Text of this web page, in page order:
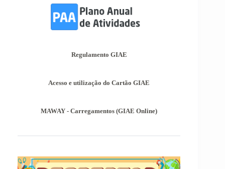
Informações-Prova Provas de
Equivalência à Frequência (PEF)
Encontram-se publicadas as Informações-Prova
Provas Avaliação Externa.
Regulamento GIAE
Acesso e utilização do Cartão GIAE
MAWAY - Carregamentos (GIAE Online)